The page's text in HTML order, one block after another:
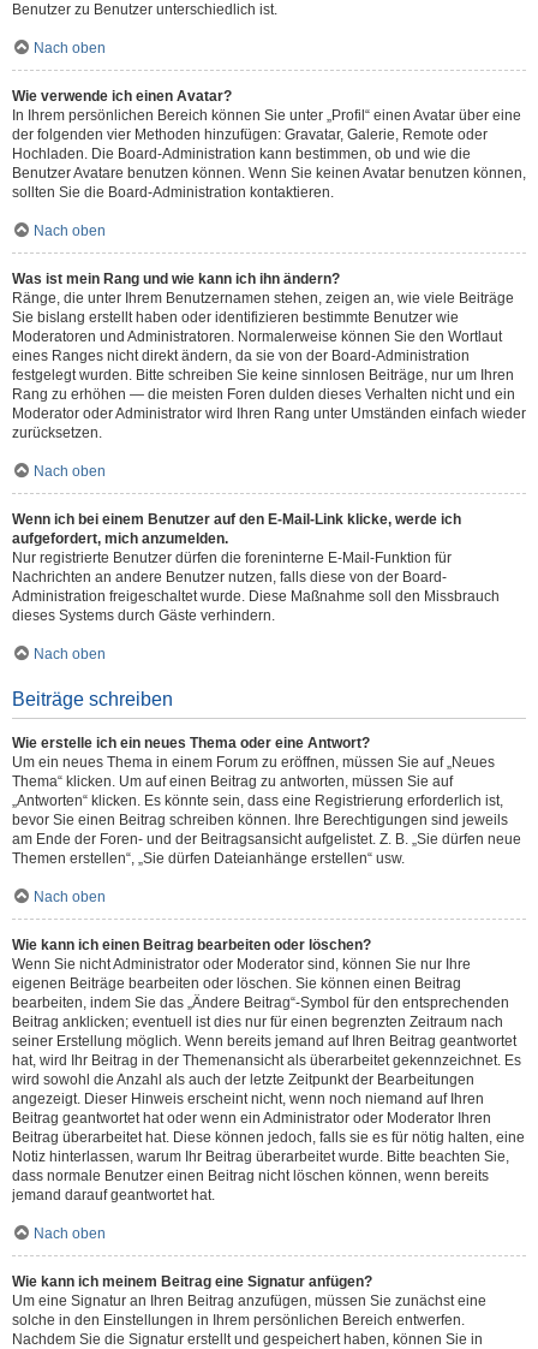
Benutzer zu Benutzer unterschiedlich ist.
Nach oben
Wie verwende ich einen Avatar?
In Ihrem persönlichen Bereich können Sie unter „Profil“ einen Avatar über eine
der folgenden vier Methoden hinzufügen: Gravatar, Galerie, Remote oder
Hochladen. Die Board-Administration kann bestimmen, ob und wie die
Benutzer Avatare benutzen können. Wenn Sie keinen Avatar benutzen können,
sollten Sie die Board-Administration kontaktieren.
Nach oben
Was ist mein Rang und wie kann ich ihn ändern?
Ränge, die unter Ihrem Benutzernamen stehen, zeigen an, wie viele Beiträge
Sie bislang erstellt haben oder identifizieren bestimmte Benutzer wie
Moderatoren und Administratoren. Normalerweise können Sie den Wortlaut
eines Ranges nicht direkt ändern, da sie von der Board-Administration
festgelegt wurden. Bitte schreiben Sie keine sinnlosen Beiträge, nur um Ihren
Rang zu erhöhen — die meisten Foren dulden dieses Verhalten nicht und ein
Moderator oder Administrator wird Ihren Rang unter Umständen einfach wieder
zurücksetzen.
Nach oben
Wenn ich bei einem Benutzer auf den E-Mail-Link klicke, werde ich
aufgefordert, mich anzumelden.
Nur registrierte Benutzer dürfen die foreninterne E-Mail-Funktion für
Nachrichten an andere Benutzer nutzen, falls diese von der Board-
Administration freigeschaltet wurde. Diese Maßnahme soll den Missbrauch
dieses Systems durch Gäste verhindern.
Nach oben
Beiträge schreiben
Wie erstelle ich ein neues Thema oder eine Antwort?
Um ein neues Thema in einem Forum zu eröffnen, müssen Sie auf „Neues
Thema“ klicken. Um auf einen Beitrag zu antworten, müssen Sie auf
„Antworten“ klicken. Es könnte sein, dass eine Registrierung erforderlich ist,
bevor Sie einen Beitrag schreiben können. Ihre Berechtigungen sind jeweils
am Ende der Foren- und der Beitragsansicht aufgelistet. Z. B. „Sie dürfen neue
Themen erstellen“, „Sie dürfen Dateianhänge erstellen“ usw.
Nach oben
Wie kann ich einen Beitrag bearbeiten oder löschen?
Wenn Sie nicht Administrator oder Moderator sind, können Sie nur Ihre
eigenen Beiträge bearbeiten oder löschen. Sie können einen Beitrag
bearbeiten, indem Sie das „Ändere Beitrag“-Symbol für den entsprechenden
Beitrag anklicken; eventuell ist dies nur für einen begrenzten Zeitraum nach
seiner Erstellung möglich. Wenn bereits jemand auf Ihren Beitrag geantwortet
hat, wird Ihr Beitrag in der Themenansicht als überarbeitet gekennzeichnet. Es
wird sowohl die Anzahl als auch der letzte Zeitpunkt der Bearbeitungen
angezeigt. Dieser Hinweis erscheint nicht, wenn noch niemand auf Ihren
Beitrag geantwortet hat oder wenn ein Administrator oder Moderator Ihren
Beitrag überarbeitet hat. Diese können jedoch, falls sie es für nötig halten, eine
Notiz hinterlassen, warum Ihr Beitrag überarbeitet wurde. Bitte beachten Sie,
dass normale Benutzer einen Beitrag nicht löschen können, wenn bereits
jemand darauf geantwortet hat.
Nach oben
Wie kann ich meinem Beitrag eine Signatur anfügen?
Um eine Signatur an Ihren Beitrag anzufügen, müssen Sie zunächst eine
solche in den Einstellungen in Ihrem persönlichen Bereich entwerfen.
Nachdem Sie die Signatur erstellt und gespeichert haben, können Sie in